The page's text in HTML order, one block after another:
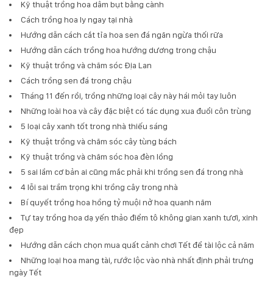
Kỹ thuật trồng hoa dâm bụt bằng cành
Cách trồng hoa ly ngay tại nhà
Hướng dẫn cách cắt tỉa hoa sen đá ngăn ngừa thối rữa
Hướng dẫn cách trồng hoa hướng dương trong chậu
Kỹ thuật trồng và chăm sóc Địa Lan
Cách trồng sen đá trong chậu
Tháng 11 đến rồi, trồng những loại cây này hái mỏi tay luôn
Những loài hoa và cây đặc biệt có tác dụng xua đuổi côn trùng
5 loại cây xanh tốt trong nhà thiếu sáng
Kỹ thuật trồng và chăm sóc cây tùng bách
Kỹ thuật trồng và chăm sóc hoa đèn lồng
5 sai lầm cơ bản ai cũng mắc phải khi trồng sen đá trong nhà
4 lỗi sai trầm trọng khi trồng cây trong nhà
Bí quyết trồng hoa hồng tỷ muội nở hoa quanh năm
Tự tay trồng hoa dạ yến thảo điểm tô không gian xanh tươi, xinh
đẹp
Hướng dẫn cách chọn mua quất cảnh chơi Tết để tài lộc cả năm
Những loại hoa mang tài, rước lộc vào nhà nhất định phải trưng
ngày Tết